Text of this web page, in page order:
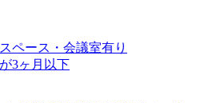
ペース・会議室有り
3ヶ月以下